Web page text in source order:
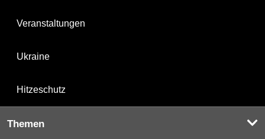
Veranstaltungen
Ukraine
Hitzeschutz
Themen